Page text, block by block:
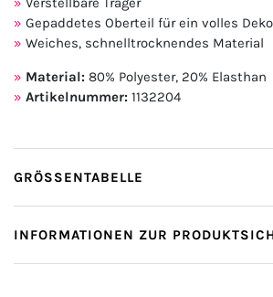
Gepaddetes Oberteil für ein volles
Weiches, schnelltrocknendes Material
Material: 80% Polyester, 20% Elasthan
Artikelnummer: 1132204
GRÖSSENTABELLE
INFORMATIONEN ZUR